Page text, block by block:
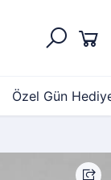
Özel Gün